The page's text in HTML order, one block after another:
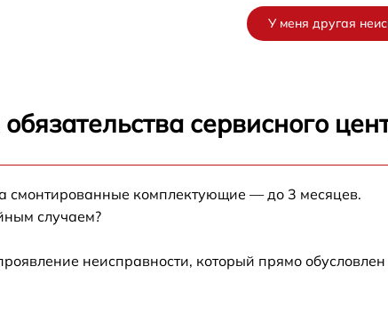
Fujitsu U7412 от 70 мин
У меня другая
сервисного
смонтированные комплектующие — до 3 месяцев.
случаем?
неисправности, который прямо